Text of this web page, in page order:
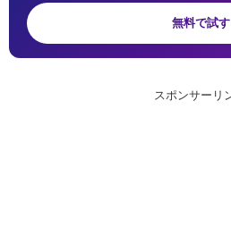
無料で試す
スポンサーリ